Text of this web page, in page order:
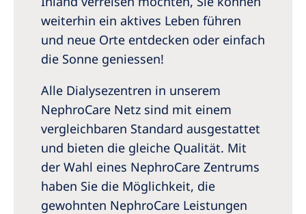
weiterhin ein aktives Leben führen
und neue Orte entdecken oder einfach
die Sonne geniessen!
Alle Dialysezentren in unserem
NephroCare Netz sind mit einem
vergleichbaren Standard ausgestattet
und bieten die gleiche Qualität. Mit
der Wahl eines NephroCare Zentrums
haben Sie die Möglichkeit, die
gewohnten NephroCare Leistungen